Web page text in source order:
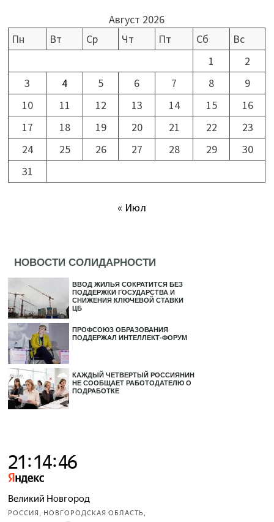
Август 2026
Пн
Вт Ср Чт Пт Сб
Вс
1
2
3
4 5 6 7 8
9
10
11 12 13 14 15
16
17
18 19 20 21 22
23
24
25 26 27 28 29
30
31
« Июл
НОВОСТИ СОЛИДАРНОСТИ
ВВОД ЖИЛЬЯ СОКРАТИТСЯ БЕЗ
ПОДДЕРЖКИ ГОСУДАРСТВА И
СНИЖЕНИЯ КЛЮЧЕВОЙ СТАВКИ
ЦБ
ПРОФСОЮЗ ОБРАЗОВАНИЯ
ПОДДЕРЖАЛ ИНТЕЛЛЕКТ-ФОРУМ
КАЖДЫЙ ЧЕТВЕРТЫЙ РОССИЯНИН
НЕ СООБЩАЕТ РАБОТОДАТЕЛЮ О
ПОДРАБОТКЕ